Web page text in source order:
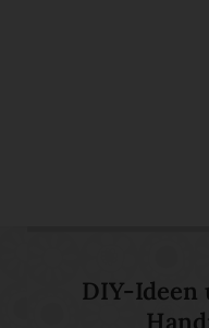
DIY-Ideen